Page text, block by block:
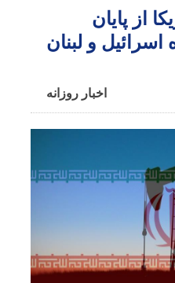
از پایان
و لبنان
اخبار روزانه